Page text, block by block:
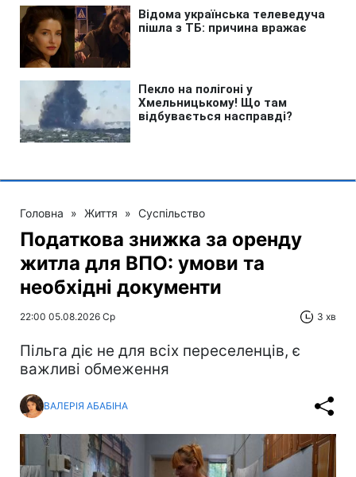
Головна » Життя » Суспільство
Податкова знижка за оренду
житла для ВПО: умови та
необхідні документи
22:00 05.08.2026 Ср 3 хв
Пільга діє не для всіх переселенців, є
важливі обмеження
ВАЛЕРІЯ АБАБІНА